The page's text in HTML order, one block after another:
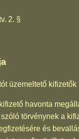
2. §
üzemeltető kifizetők
havonta
törvénynek a
és